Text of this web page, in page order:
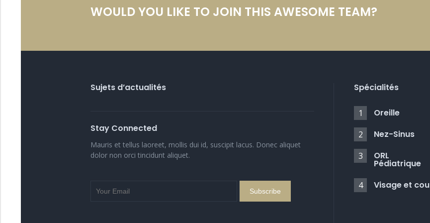
WOULD YOU LIKE TO JOIN THIS AWESOME TEAM?
Sujets d’actualités
Stay Connected
Mauris et tellus laoreet, mollis dui id, suscipit lacus. Donec aliquet
dolor non orci tincidunt aliquet.
Spécialités
1 Oreille
2 Nez-Sinus
3 ORL
Pédiatrique
4 Visage et cou